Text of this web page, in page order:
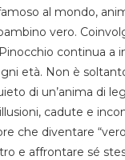
al mondo,
vero.
continua a
età. Non è
di un’anima di
illusioni, cadute e
che diventare
e affrontare sé